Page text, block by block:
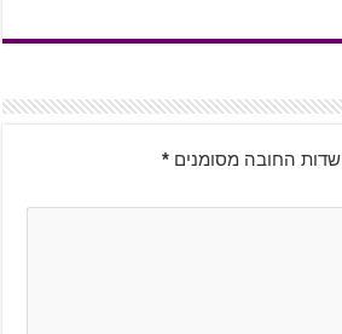
שדות החובה מסומנים *